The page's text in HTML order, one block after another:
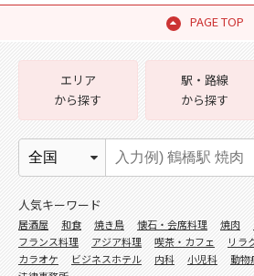
PAGE TOP
エリア
から探す
駅・路線
から探す
人気キーワード
居酒屋 和食 焼き鳥 懐石・会席料理 焼肉
フランス料理
アジア料理 喫茶・カフェ リラ
カラオケ
ビジネスホテル 内科 小児科 動物